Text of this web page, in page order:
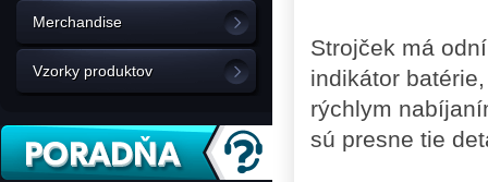
Merchandise
Vzorky produktov
Strojček má
indikátor
rýchlym
sú presne tie